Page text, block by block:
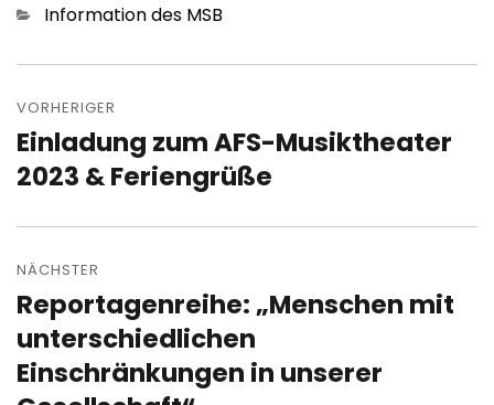
Kategorien
Information des MSB
VORHERIGER
Vorheriger
Beitrag:
Einladung zum AFS-Musiktheater
2023 & Feriengrüße
NÄCHSTER
Nächster
Beitrag:
Reportagenreihe: „Menschen mit
unterschiedlichen
Einschränkungen in unserer